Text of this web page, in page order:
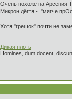
Очень похоже на Арсения
Микрон дёгтя - "мягче
Хотя "грешок" почти не
Дикая плоть
Homines, dum docent, discunt